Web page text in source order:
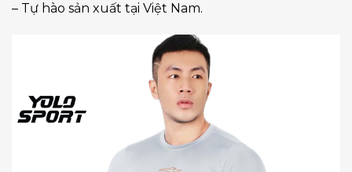
– Tự hào sản xuất tại Việt Nam.